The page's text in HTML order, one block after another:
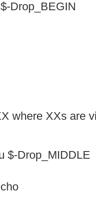
Drop_BEGIN
where XXs are
$-Drop_MIDDLE